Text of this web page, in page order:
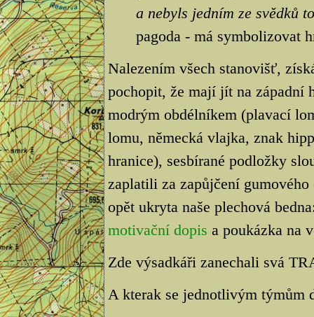
a nebyls jedním ze svědků
pagoda - má symbolizovat
Nalezením všech stanovišť,
pochopit, že mají jít na západní
modrým obdélníkem (plavací
lomu, německá vlajka, znak
hranice), sesbírané podložky
zaplatili za zapůjčení
opět ukryta naše plechová
motivační dopis a poukázka na
Zde výsadkáři zanechali svá
A kterak se jednotlivým týmům